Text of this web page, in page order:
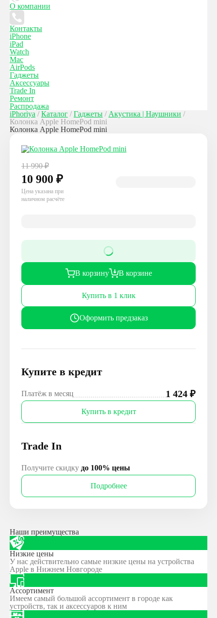
О компании
Контакты
iPhone
iPad
Watch
Mac
AirPods
Гаджеты
Аксессуары
Trade In
Ремонт
Распродажа
iPhoriya / Каталог / Гаджеты / Акустика | Наушники /
Колонка Apple HomePod mini
Колонка Apple HomePod mini
11 990 ₽
10 900 ₽
Цена указана при
наличном расчёте
В корзину В корзине
Купить в 1 клик
Оформить предзаказ
Купите в кредит
Платёж в месяц 1 424 ₽
Купить в кредит
Trade In
Получите скидку до 100% цены
Подробнее
Наши преимущества
Низкие цены
У нас действительно самые низкие цены на устройства
Apple в Нижнем Новгороде
Ассортимент
Имеем самый большой ассортимент в городе как
устройств, так и аксессуаров к ним